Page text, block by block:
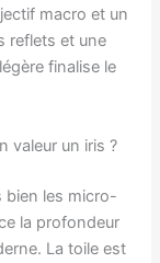
macro et un
reflets et une
finalise le
valeur un iris ?
bien les micro-
la profondeur
La toile est